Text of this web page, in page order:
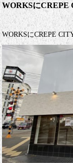
WORKSにCREPE
WORKSにCREPE